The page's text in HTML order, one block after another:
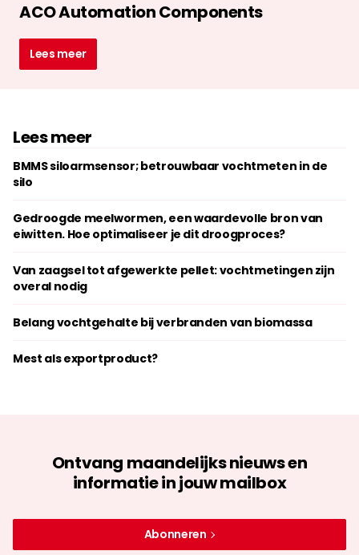
ACO Automation Components
Lees meer
Lees meer
BMMS siloarmsensor; betrouwbaar vochtmeten in de
silo
Gedroogde meelwormen, een waardevolle bron van
eiwitten. Hoe optimaliseer je dit droogproces?
Van zaagsel tot afgewerkte pellet: vochtmetingen zijn
overal nodig
Belang vochtgehalte bij verbranden van biomassa
Mest als exportproduct?
Ontvang maandelijks nieuws en
informatie in jouw mailbox
Abonneren